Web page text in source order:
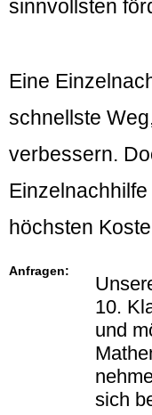
sinnvollsten
Eine
schnellste
verbessern.
höchsten
Anfragen:
10.
und
sich